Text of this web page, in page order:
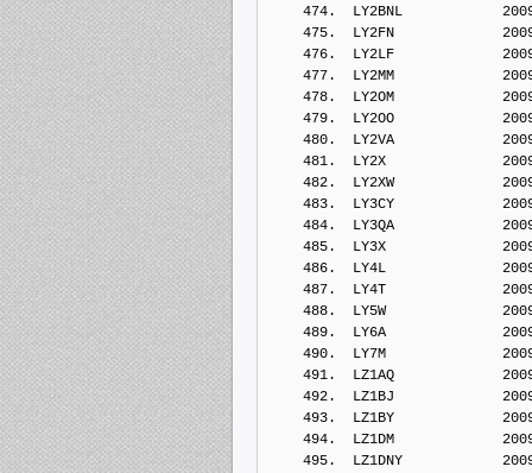
474.  LY2BNL
475.  LY2FN
476.  LY2LF
477.  LY2MM
478.  LY2OM
479.  LY2OO
480.  LY2VA
481.  LY2X
482.  LY2XW
483.  LY3CY
484.  LY3QA
485.  LY3X
486.  LY4L
487.  LY4T
488.  LY5W
489.  LY6A
490.  LY7M
491.  LZ1AQ
492.  LZ1BJ
493.  LZ1BY
494.  LZ1DM
495.  LZ1DNY